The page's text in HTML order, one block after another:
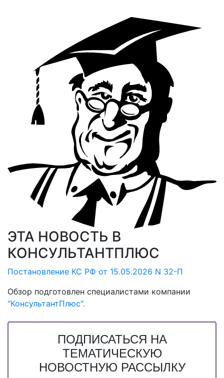
ЭТА НОВОСТЬ В
КОНСУЛЬТАНТПЛЮС
Постановление КС РФ от 15.05.2026 N 32-П
Обзор подготовлен специалистами компании
"КонсультантПлюс".
ПОДПИСАТЬСЯ НА
ТЕМАТИЧЕСКУЮ
НОВОСТНУЮ РАССЫЛКУ